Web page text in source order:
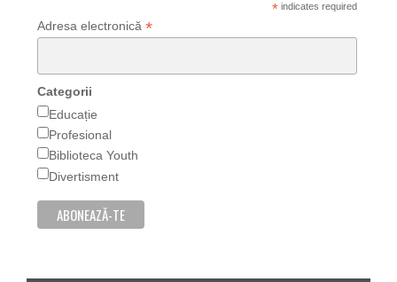
*indicates required
Adresa electronică *
Categorii
Educație
Profesional
Biblioteca Youth
Divertisment